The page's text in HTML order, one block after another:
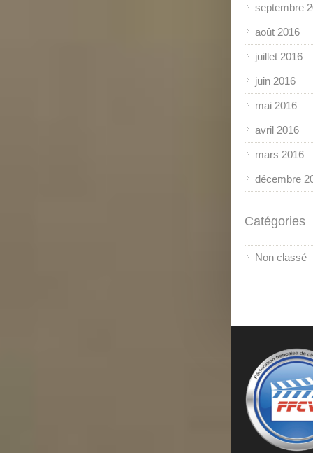
septembre
août 2016
juillet 2016
juin 2016
mai 2016
avril 2016
mars 2016
décembre
Catégories
Non classé